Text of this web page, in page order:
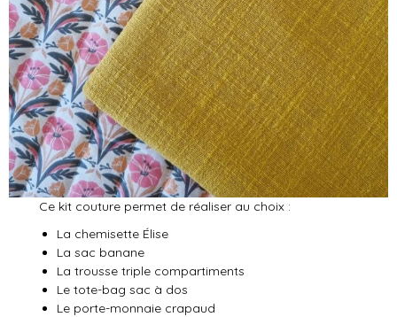
Ce kit couture permet de réaliser au choix :
La chemisette Élise
La sac banane
La trousse triple compartiments
Le tote-bag sac à dos
Le porte-monnaie crapaud